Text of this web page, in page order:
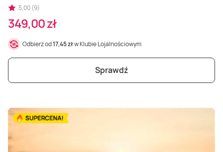
5,00 (9)
349,00 zł
Odbierz od17,45 złw Klubie Lojalnościowym
Sprawdź